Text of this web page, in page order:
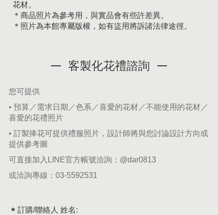
花材。
＊商品照片為參考用，與實品會有些許差異。
＊照片為本館專屬版權，如有盜用將訴諸法律途徑。
客製化花禮諮詢
您可提供
• 預算／需求日期／色系／喜愛的花材／不能使用的花材／
喜愛的花禮照片
• 訂製捧花可提供禮服照片，設計師將與您討論設計方向或
提供參考圖
可直接加入LINE官方帳號洽詢： @dar0813
或洽詢專線： 03-5592531
訂購/聯絡人 姓名: